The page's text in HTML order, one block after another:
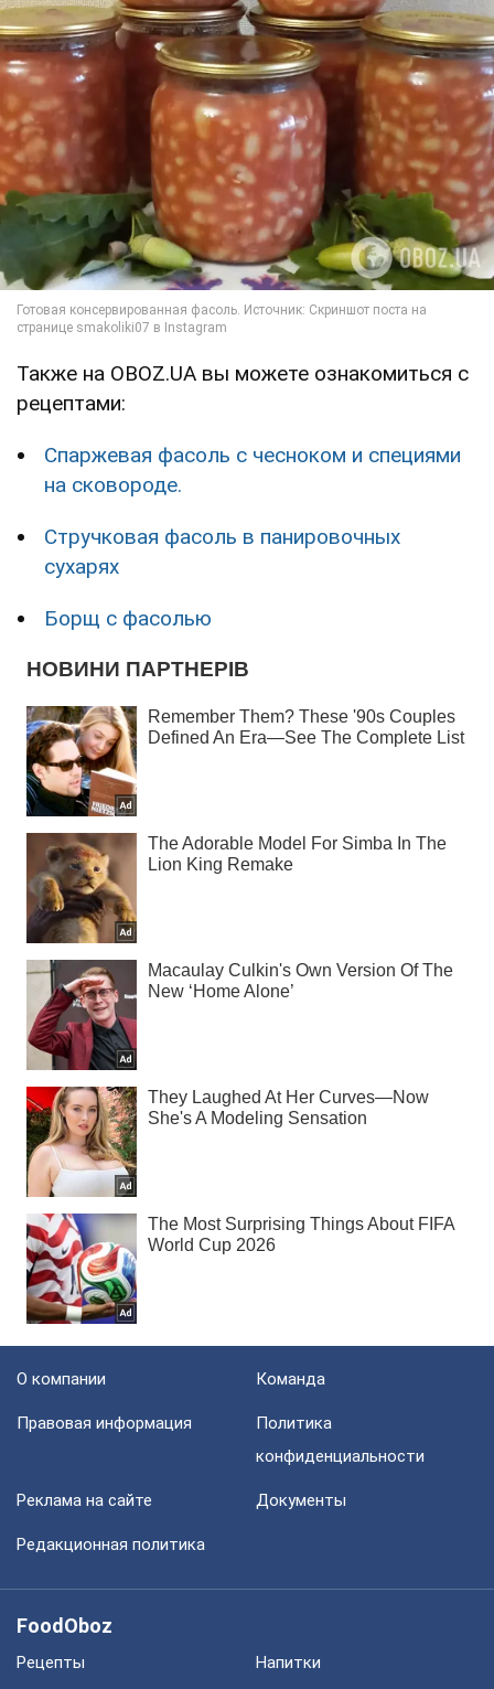
Также на OBOZ.UA вы можете ознакомиться с
рецептами:
Спаржевая фасоль с чесноком и специями
на сковороде.
Стручковая фасоль в панировочных
сухарях
Борщ с фасолью
О компании Команда
Правовая информация
Политика
конфиденциальности
Реклама на сайте Документы
Редакционная политика
FoodOboz
Рецепты Напитки